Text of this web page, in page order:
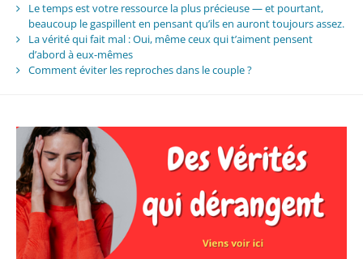
Le temps est votre ressource la plus précieuse — et pourtant,
beaucoup le gaspillent en pensant qu’ils en auront toujours assez.
La vérité qui fait mal : Oui, même ceux qui t’aiment pensent
d’abord à eux-mêmes
Comment éviter les reproches dans le couple ?